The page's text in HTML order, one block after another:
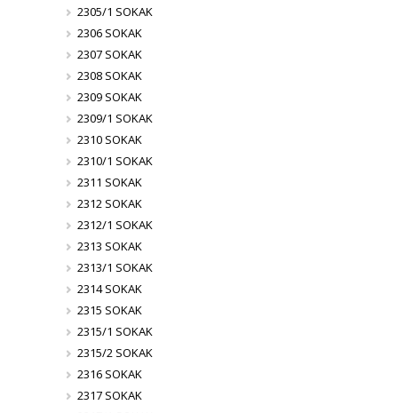
2305/1 SOKAK
2306 SOKAK
2307 SOKAK
2308 SOKAK
2309 SOKAK
2309/1 SOKAK
2310 SOKAK
2310/1 SOKAK
2311 SOKAK
2312 SOKAK
2312/1 SOKAK
2313 SOKAK
2313/1 SOKAK
2314 SOKAK
2315 SOKAK
2315/1 SOKAK
2315/2 SOKAK
2316 SOKAK
2317 SOKAK